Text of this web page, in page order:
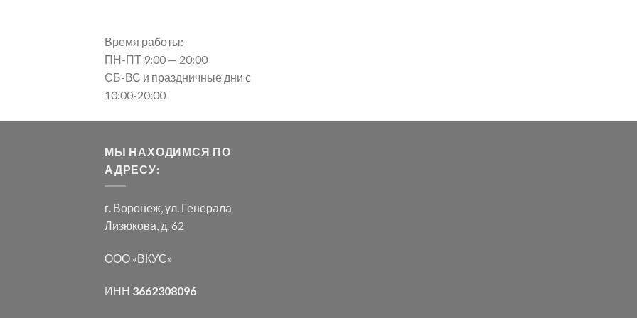
Время работы:
ПН-ПТ 9:00 — 20:00
СБ-ВС и праздничные дни с
10:00-20:00
МЫ НАХОДИМСЯ ПО
АДРЕСУ:
г. Воронеж, ул. Генерала
Лизюкова, д. 62
ООО «ВКУС»
ИНН 3662308096